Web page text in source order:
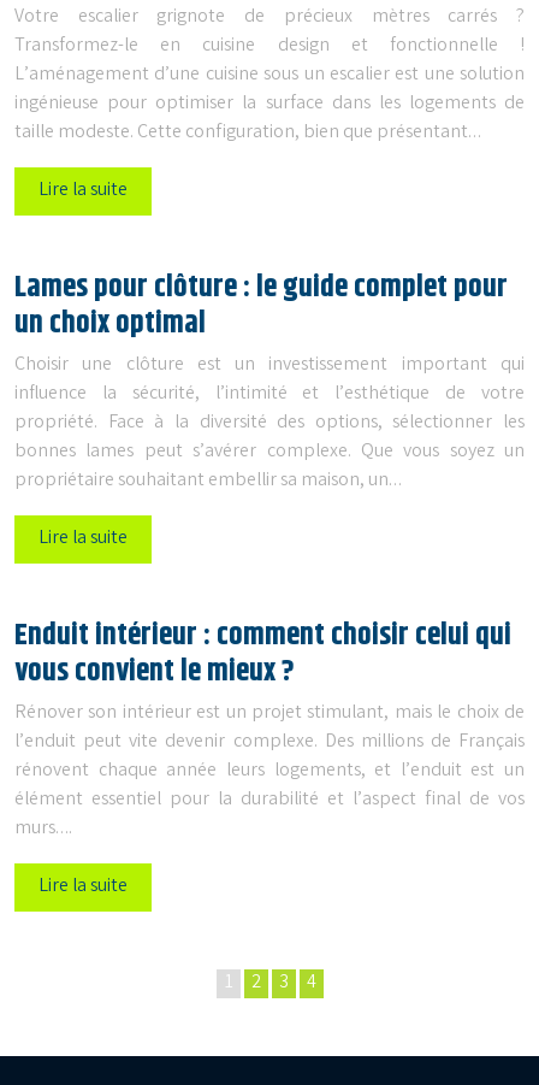
Votre escalier grignote de précieux mètres carrés ?
Transformez-le en cuisine design et fonctionnelle !
L’aménagement d’une cuisine sous un escalier est une solution
ingénieuse pour optimiser la surface dans les logements de
taille modeste. Cette configuration, bien que présentant…
Lire la suite
Lames pour clôture : le guide complet pour
un choix optimal
Choisir une clôture est un investissement important qui
influence la sécurité, l’intimité et l’esthétique de votre
propriété. Face à la diversité des options, sélectionner les
bonnes lames peut s’avérer complexe. Que vous soyez un
propriétaire souhaitant embellir sa maison, un…
Lire la suite
Enduit intérieur : comment choisir celui qui
vous convient le mieux ?
Rénover son intérieur est un projet stimulant, mais le choix de
l’enduit peut vite devenir complexe. Des millions de Français
rénovent chaque année leurs logements, et l’enduit est un
élément essentiel pour la durabilité et l’aspect final de vos
murs….
Lire la suite
1 2 3 4